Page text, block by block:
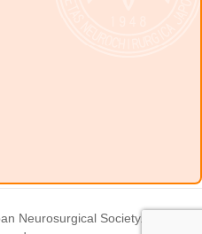
Neurosurgical Society. All rights